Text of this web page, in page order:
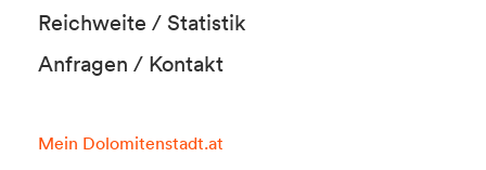
Reichweite / Statistik
Anfragen / Kontakt
Mein Dolomitenstadt.at